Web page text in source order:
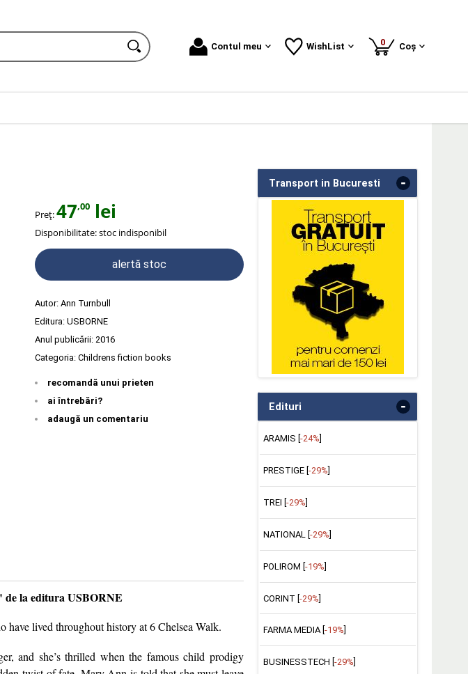
Contul meu WishList 0produse
Coș
Preț:47,00 lei
Disponibilitate:stoc indisponibil
alertă stoc
Autor: Ann Turnbull
Editura: USBORNE
Anul publicării: 2016
Categoria: Childrens fiction books
recomandă unui prieten
ai întrebări?
adaugă un comentariu
la editura USBORNE
lived throughout history at 6 Chelsea Walk.
and she’s thrilled when the famous child prodigy
Transport in Bucuresti -
Edituri -
ARAMIS [ -24%
PRESTIGE [ -29%
TREI [ -29%
NATIONAL [ -29%
POLIROM [-19%]
CORINT [-29%]
FARMA MEDIA [ -19%
BUSINESSTECH [ -29%